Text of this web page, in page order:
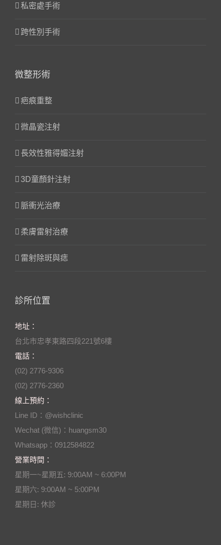
私密處手術
跨性別手術
微整形術
疤痕重整
微晶瓷注射
長效性雅得媚注射
3D童顏針注射
脈衝光治療
柔膚雷射治療
雷射除斑與痣
診所位置
地址：
台北市忠孝東路四段221號6樓
電話：
(02) 2776-9306
(02) 2776-2360
線上預約：
Line ID：@wishclinic
Wechat (微信)：huangsm30
Whatsapp：0912584822
營業時間：
星期一~星期五: 9:00AM ~ 6:00PM
星期六: 9:00AM ~ 5:00PM
星期日: 休診